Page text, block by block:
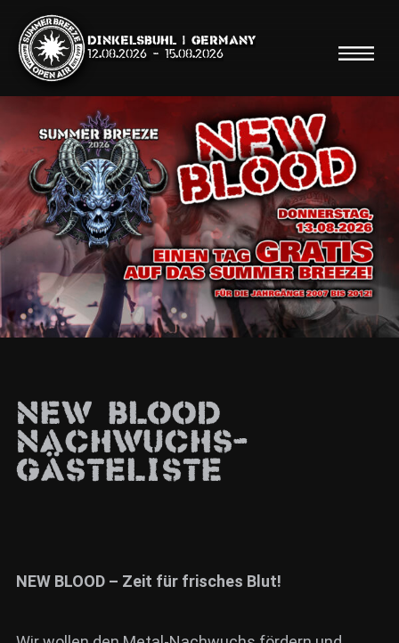
Dinkelsbühl | Germany
12.08.2026 - 15.08.2026
Suche
Shop
Line Up
News
Info
Kontakt
ONLINE
NEW BLOOD
Nachwuchs-
Gästeliste
NEW BLOOD – Zeit für frisches Blut!